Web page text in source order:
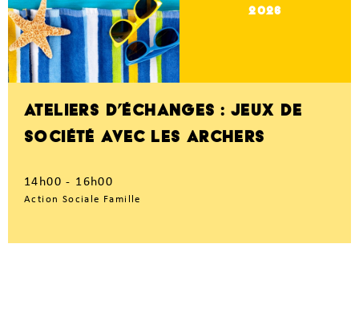
2026
ATELIERS D’ÉCHANGES : JEUX DE
SOCIÉTÉ AVEC LES ARCHERS
14h00 - 16h00
Action Sociale Famille